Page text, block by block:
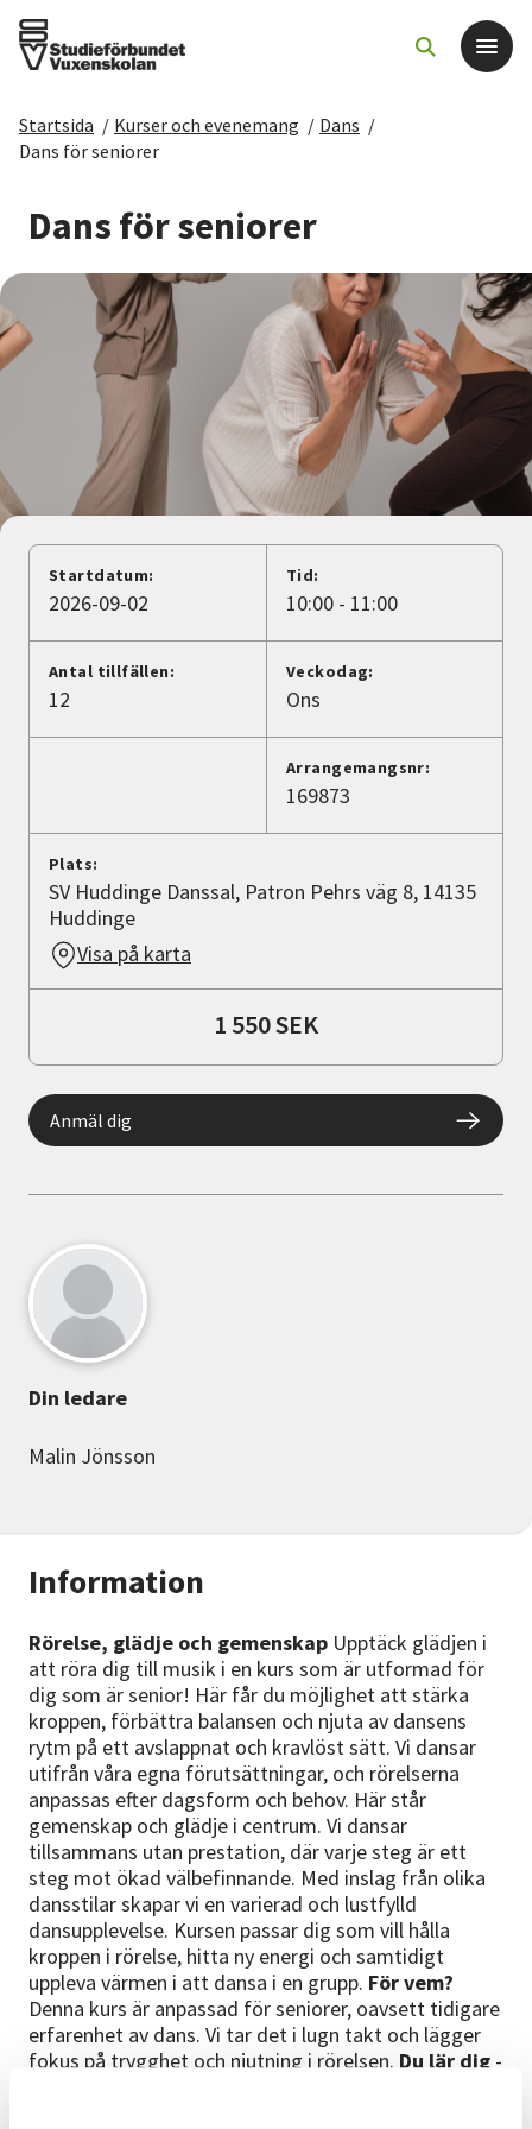
Det här gör vi
För dig som
Sök kurser och evenemang
Om SV
Starta studiecirkel
Cirkelledare
Nyheter
Avdelningar
Lyssna
Startsida / Kurser och evenemang / Dans /
Dans för seniorer
Dans för seniorer
Information
Rörelse, glädje och gemenskap Upptäck glädjen i
att röra dig till musik i en kurs som är utformad för
dig som är senior! Här får du möjlighet att stärka
kroppen, förbättra balansen och njuta av dansens
rytm på ett avslappnat och kravlöst sätt. Vi dansar
utifrån våra egna förutsättningar, och rörelserna
anpassas efter dagsform och behov. Här står
gemenskap och glädje i centrum. Vi dansar
tillsammans utan prestation, där varje steg är ett
steg mot ökad välbefinnande. Med inslag från olika
dansstilar skapar vi en varierad och lustfylld
dansupplevelse. Kursen passar dig som vill hålla
kroppen i rörelse, hitta ny energi och samtidigt
uppleva värmen i att dansa i en grupp. För vem?
Denna kurs är anpassad för seniorer, oavsett tidigare
erfarenhet av dans. Vi tar det i lugn takt och lägger
fokus på trygghet och njutning i rörelsen. Du lär dig -
Startdatum:
2026-09-02
Tid:
10:00 - 11:00
Antal tillfällen:
12
Veckodag:
Ons
Arrangemangsnr:
169873
Plats:
SV Huddinge Danssal, Patron Pehrs väg 8, 14135
Huddinge
Visa på karta
1 550 SEK
Anmäl dig
Din ledare
Malin Jönsson